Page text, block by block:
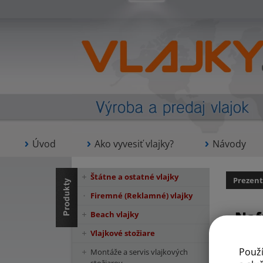
Úvod Ako vyvesiť vlajky? Návody
Štátne a ostatné vlajky
Firemné (Reklamné) vlajky
Beach vlajky
Vlajkové stožiare
Montáže a servis vlajkových